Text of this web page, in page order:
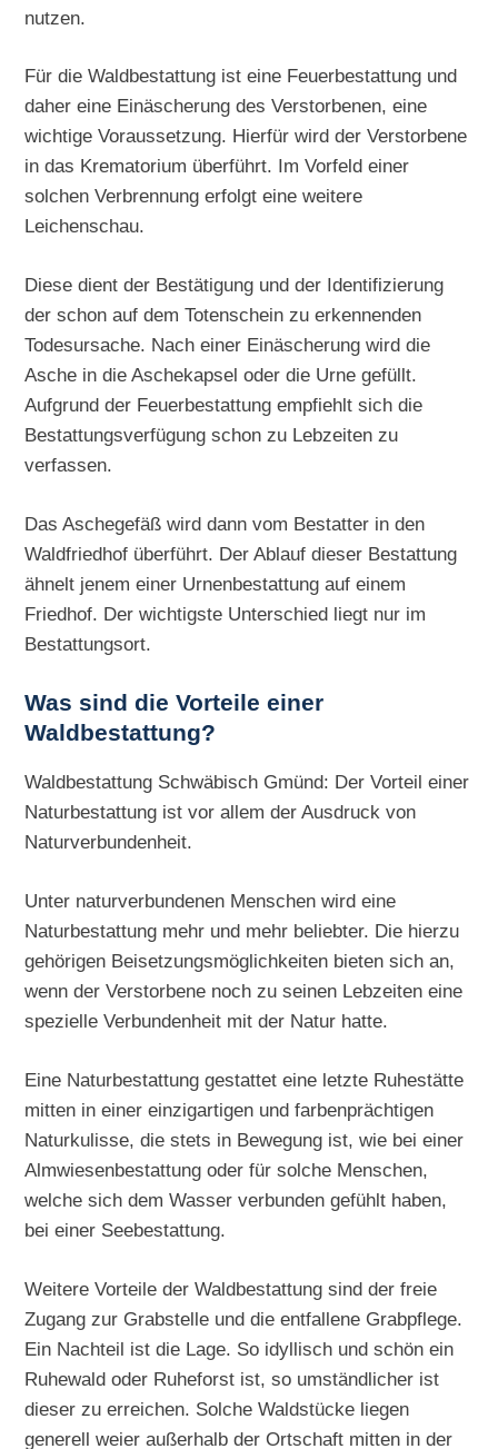
nutzen.
Für die Waldbestattung ist eine Feuerbestattung und
daher eine Einäscherung des Verstorbenen, eine
wichtige Voraussetzung. Hierfür wird der Verstorbene
in das Krematorium überführt. Im Vorfeld einer
solchen Verbrennung erfolgt eine weitere
Leichenschau.
Diese dient der Bestätigung und der Identifizierung
der schon auf dem Totenschein zu erkennenden
Todesursache. Nach einer Einäscherung wird die
Asche in die Aschekapsel oder die Urne gefüllt.
Aufgrund der Feuerbestattung empfiehlt sich die
Bestattungsverfügung schon zu Lebzeiten zu
verfassen.
Das Aschegefäß wird dann vom Bestatter in den
Waldfriedhof überführt. Der Ablauf dieser Bestattung
ähnelt jenem einer Urnenbestattung auf einem
Friedhof. Der wichtigste Unterschied liegt nur im
Bestattungsort.
Was sind die Vorteile einer
Waldbestattung?
Waldbestattung Schwäbisch Gmünd: Der Vorteil einer
Naturbestattung ist vor allem der Ausdruck von
Naturverbundenheit.
Unter naturverbundenen Menschen wird eine
Naturbestattung mehr und mehr beliebter. Die hierzu
gehörigen Beisetzungsmöglichkeiten bieten sich an,
wenn der Verstorbene noch zu seinen Lebzeiten eine
spezielle Verbundenheit mit der Natur hatte.
Eine Naturbestattung gestattet eine letzte Ruhestätte
mitten in einer einzigartigen und farbenprächtigen
Naturkulisse, die stets in Bewegung ist, wie bei einer
Almwiesenbestattung oder für solche Menschen,
welche sich dem Wasser verbunden gefühlt haben,
bei einer Seebestattung.
Weitere Vorteile der Waldbestattung sind der freie
Zugang zur Grabstelle und die entfallene Grabpflege.
Ein Nachteil ist die Lage. So idyllisch und schön ein
Ruhewald oder Ruheforst ist, so umständlicher ist
dieser zu erreichen. Solche Waldstücke liegen
generell weier außerhalb der Ortschaft mitten in der